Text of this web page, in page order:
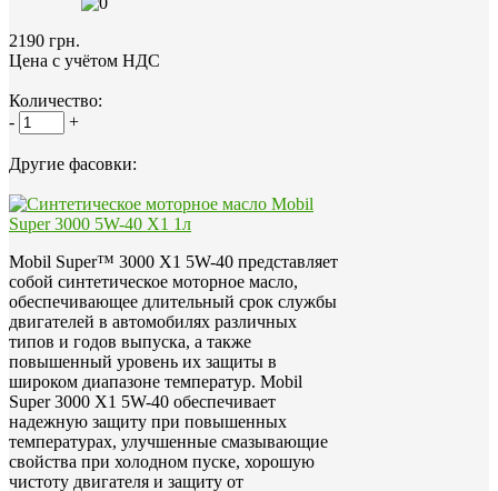
2190 грн.
Цена с учётом НДС
Количество:
-
+
Другие фасовки:
Mobil Super™ 3000 X1 5W-40 представляет
собой синтетическое моторное масло,
обеспечивающее длительный срок службы
двигателей в автомобилях различных
типов и годов выпуска, а также
повышенный уровень их защиты в
широком диапазоне температур. Mobil
Super 3000 X1 5W-40 обеспечивает
надежную защиту при повышенных
температурах, улучшенные смазывающие
свойства при холодном пуске, хорошую
чистоту двигателя и защиту от